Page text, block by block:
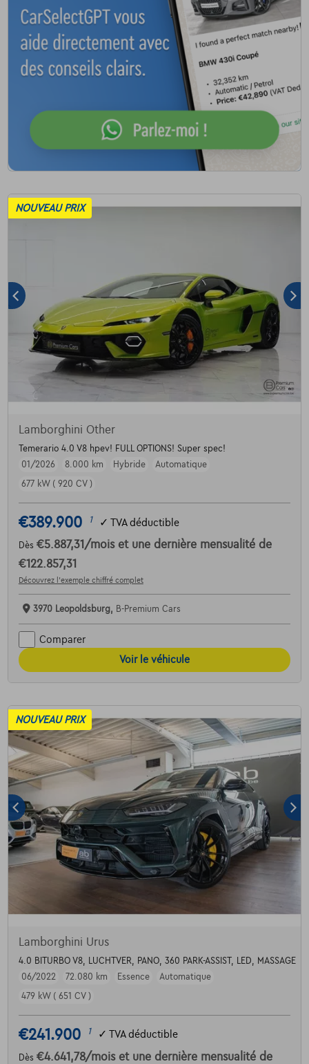
NOUVEAU PRIX
Lamborghini Other
Temerario 4.0 V8 hpev! FULL OPTIONS! Super spec!
01/2026
8.000 km Hybride
Automatique
677 kW ( 920 CV )
€389.900 1 ✓ TVA déductible
Dès €5.887,31 /mois et une dernière mensualité de
€122.857,31
Découvrez l’exemple chiffré complet
3970 Leopoldsburg, B-Premium Cars
Comparer
Voir le véhicule
NOUVEAU PRIX
Lamborghini Urus
4.0 BITURBO V8, LUCHTVER, PANO, 360 PARK-ASSIST, LED, MASSAGE
06/2022
72.080 km Essence
Automatique
479 kW ( 651 CV )
€241.900 1 ✓ TVA déductible
Dès €4.641,78/mois et une dernière mensualité de